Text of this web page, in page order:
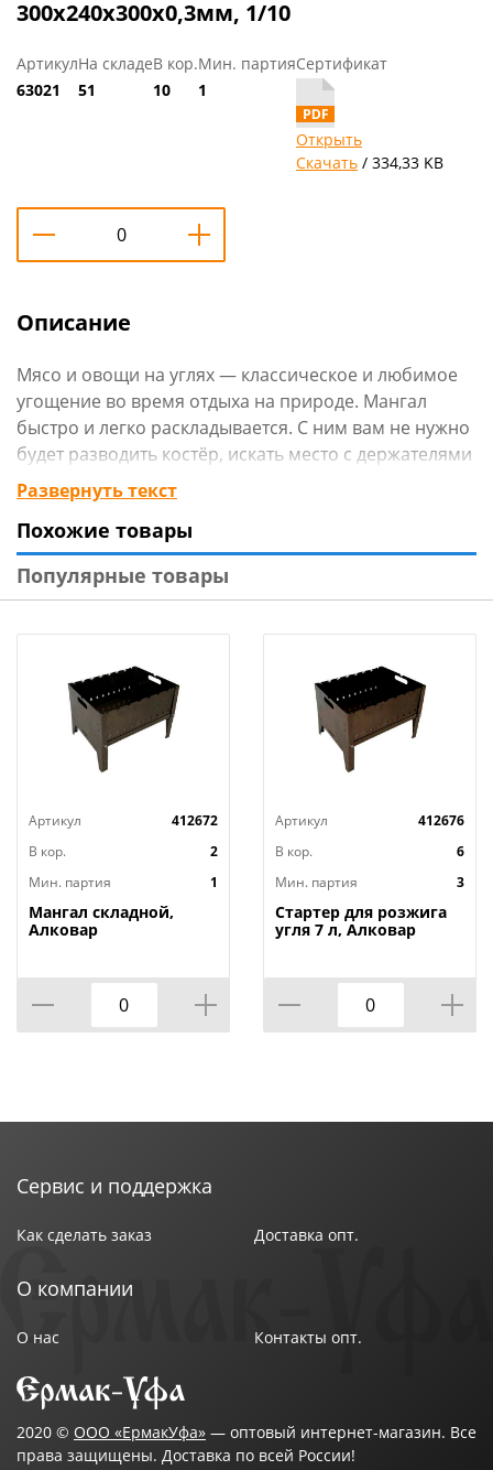
300х240х300х0,3мм, 1/10
Артикул
63021
На складе
51
В кор.
10
Мин. партия
1
Сертификат
Открыть
Скачать / 334,33 KB
Описание
Мясо и овощи на углях — классическое и любимое
угощение во время отдыха на природе. Мангал
быстро и легко раскладывается. С ним вам не нужно
будет разводить костёр, искать место с держателями
для шампуров.
Технические характеристики
Тип: Мангал
Длина, мм: 300
Высота, мм: 300
Толщина бортов, мм: 0,3
Материал: Сталь
Страна изготовитель: Россия
Развернуть текст
Похожие товары
Популярные товары
Артикул
412672
В кор.
2
Мин. партия
1
Мангал складной,
Алковар
Артикул
412676
В кор.
6
Мин. партия
3
Стартер для розжига
угля 7 л, Алковар
Сервис и поддержка
Как сделать заказ Доставка опт.
О компании
О нас Контакты опт.
2020 © ООО «ЕрмакУфа» — оптовый интернет-магазин. Все
права защищены. Доставка по всей России!